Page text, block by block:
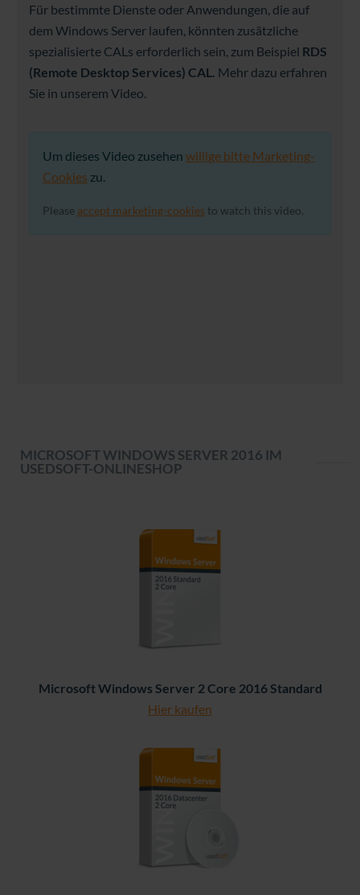
Für bestimmte Dienste oder Anwendungen, die auf
dem Windows Server laufen, könnten zusätzliche
spezialisierte CALs erforderlich sein, zum Beispiel RDS
(Remote Desktop Services) CAL. Mehr dazu erfahren
Sie in unserem Video.
Um dieses Video zusehen willige bitte Marketing-
Cookies zu.
Please accept marketing-cookies to watch this video.
MICROSOFT WINDOWS SERVER 2016 IM
USEDSOFT-ONLINESHOP
Microsoft Windows Server 2 Core 2016 Standard
Hier kaufen